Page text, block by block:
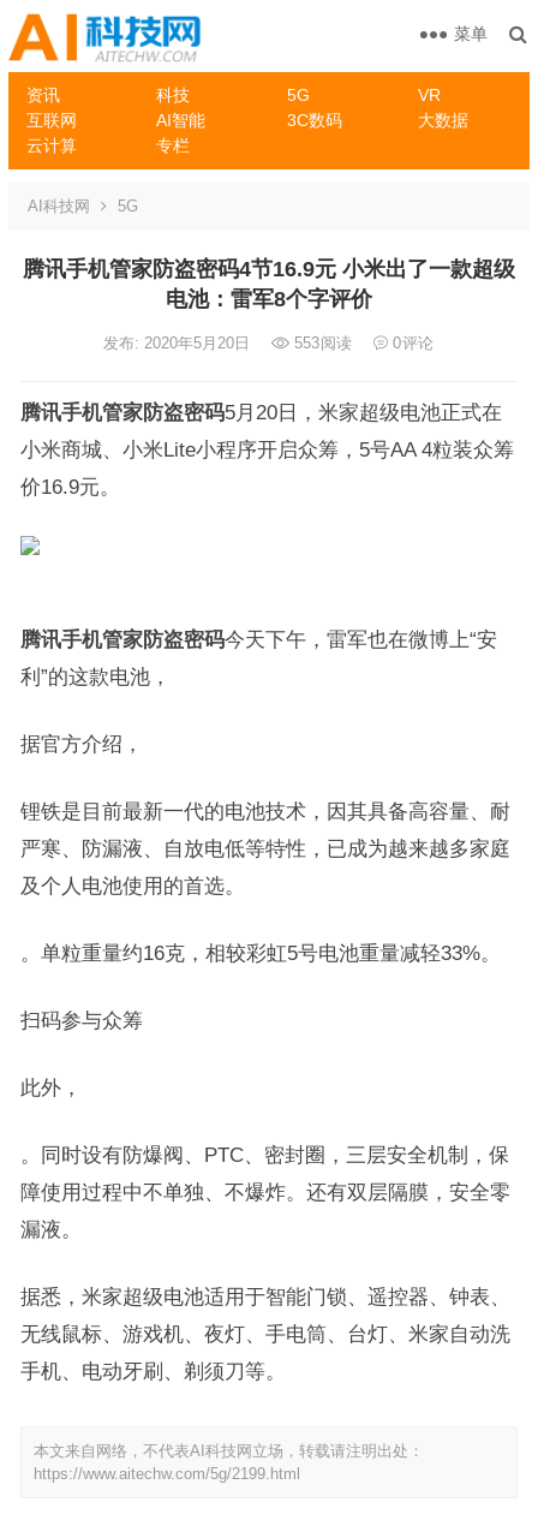
资讯 科技 5G
VR
互联网
AI智能 3C数码
大数据
云计算
专栏
菜单
AI科技网 5G
腾讯手机管家防盗密码4节16.9元 小米出了一款超级
电池：雷军8个字评价
发布: 2020年5月20日 553阅读 0评论
腾讯手机管家防盗密码5月20日，米家超级电池正式在
小米商城、小米Lite小程序开启众筹，5号AA 4粒装众筹
价16.9元。
腾讯手机管家防盗密码今天下午，雷军也在微博上“安
利”的这款电池，
据官方介绍，
锂铁是目前最新一代的电池技术，因其具备高容量、耐
严寒、防漏液、自放电低等特性，已成为越来越多家庭
及个人电池使用的首选。
。单粒重量约16克，相较彩虹5号电池重量减轻33%。
扫码参与众筹
此外，
。同时设有防爆阀、PTC、密封圈，三层安全机制，保
障使用过程中不单独、不爆炸。还有双层隔膜，安全零
漏液。
据悉，米家超级电池适用于智能门锁、遥控器、钟表、
无线鼠标、游戏机、夜灯、手电筒、台灯、米家自动洗
手机、电动牙刷、剃须刀等。
本文来自网络，不代表AI科技网立场，转载请注明出处：
https://www.aitechw.com/5g/2199.html